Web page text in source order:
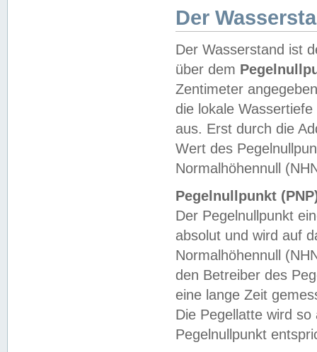
Der
Der Wasserstand ist
über dem
Zentimeter
die lokale
aus. Erst durch die
Wert des
Normalhöhennull
Pegelnullpunkt
Der Pegelnullpunkt
absolut und wird auf
Normalhöhennull
den Betreiber des
eine lange Zeit
Die Pegellatte wird
Pegelnullpunkt